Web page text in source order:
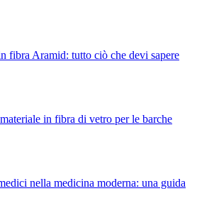
fibra Aramid: tutto ciò che devi sapere
in fibra di vetro per le barche
nella medicina moderna: una guida